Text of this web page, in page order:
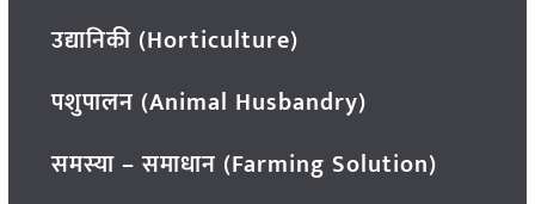
उद्यानिकी (Horticulture)
पशुपालन (Animal Husbandry)
समस्या – समाधान (Farming Solution)